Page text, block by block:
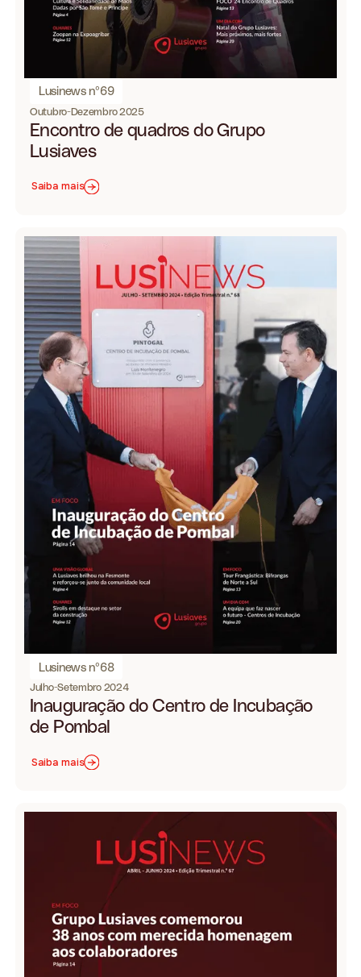
Lusinews nº69
Outubro-Dezembro 2025
Encontro de quadros do Grupo
Lusiaves
Saiba mais
Lusinews nº68
Julho-Setembro 2024
Inauguração do Centro de Incubação
de Pombal
Saiba mais